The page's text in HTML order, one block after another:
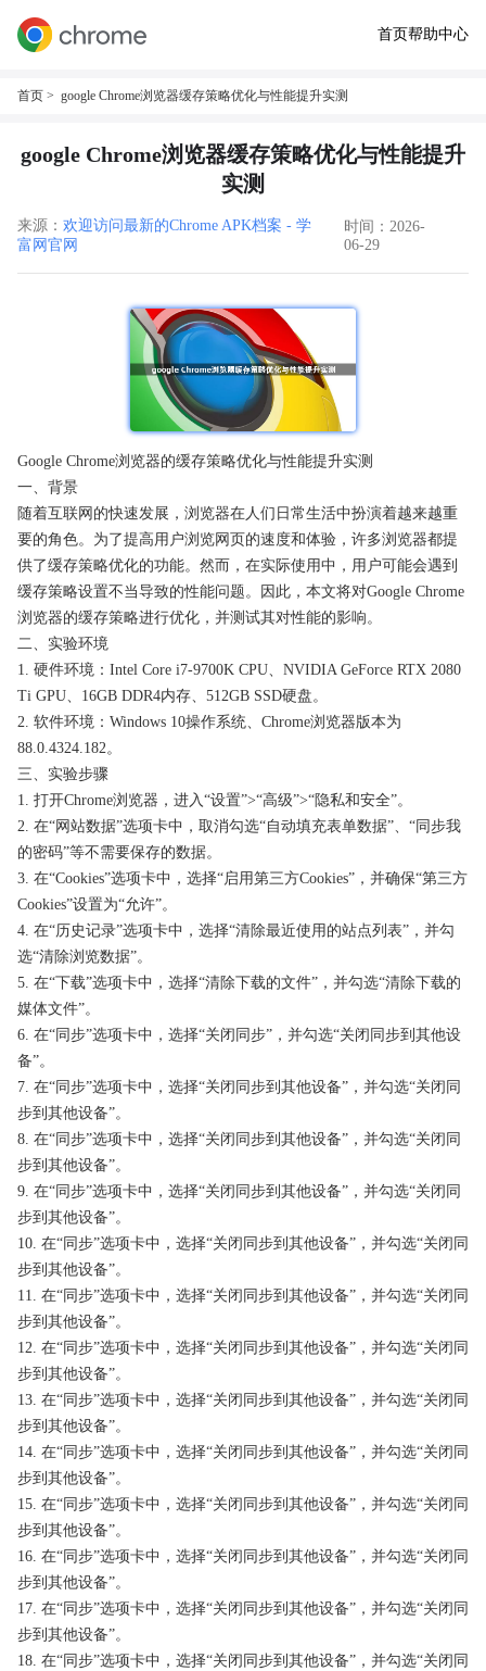
首页帮助中心
首页 > google Chrome浏览器缓存策略优化与性能提升实测
google Chrome浏览器缓存策略优化与性能提升
实测
来源： 欢迎访问最新的Chrome APK档案 - 学
富网官网
时间：2026-
06-29
Google Chrome浏览器的缓存策略优化与性能提升实测
一、背景
随着互联网的快速发展，浏览器在人们日常生活中扮演着越来越重
要的角色。为了提高用户浏览网页的速度和体验，许多浏览器都提
供了缓存策略优化的功能。然而，在实际使用中，用户可能会遇到
缓存策略设置不当导致的性能问题。因此，本文将对Google Chrome
浏览器的缓存策略进行优化，并测试其对性能的影响。
二、实验环境
1. 硬件环境：Intel Core i7-9700K CPU、NVIDIA GeForce RTX 2080
Ti GPU、16GB DDR4内存、512GB SSD硬盘。
2. 软件环境：Windows 10操作系统、Chrome浏览器版本为
88.0.4324.182。
三、实验步骤
1. 打开Chrome浏览器，进入“设置”>“高级”>“隐私和安全”。
2. 在“网站数据”选项卡中，取消勾选“自动填充表单数据”、“同步我
的密码”等不需要保存的数据。
3. 在“Cookies”选项卡中，选择“启用第三方Cookies”，并确保“第三方
Cookies”设置为“允许”。
4. 在“历史记录”选项卡中，选择“清除最近使用的站点列表”，并勾
选“清除浏览数据”。
5. 在“下载”选项卡中，选择“清除下载的文件”，并勾选“清除下载的
媒体文件”。
6. 在“同步”选项卡中，选择“关闭同步”，并勾选“关闭同步到其他设
备”。
7. 在“同步”选项卡中，选择“关闭同步到其他设备”，并勾选“关闭同
步到其他设备”。
8. 在“同步”选项卡中，选择“关闭同步到其他设备”，并勾选“关闭同
步到其他设备”。
9. 在“同步”选项卡中，选择“关闭同步到其他设备”，并勾选“关闭同
步到其他设备”。
10. 在“同步”选项卡中，选择“关闭同步到其他设备”，并勾选“关闭同
步到其他设备”。
11. 在“同步”选项卡中，选择“关闭同步到其他设备”，并勾选“关闭同
步到其他设备”。
12. 在“同步”选项卡中，选择“关闭同步到其他设备”，并勾选“关闭同
步到其他设备”。
13. 在“同步”选项卡中，选择“关闭同步到其他设备”，并勾选“关闭同
步到其他设备”。
14. 在“同步”选项卡中，选择“关闭同步到其他设备”，并勾选“关闭同
步到其他设备”。
15. 在“同步”选项卡中，选择“关闭同步到其他设备”，并勾选“关闭同
步到其他设备”。
16. 在“同步”选项卡中，选择“关闭同步到其他设备”，并勾选“关闭同
步到其他设备”。
17. 在“同步”选项卡中，选择“关闭同步到其他设备”，并勾选“关闭同
步到其他设备”。
18. 在“同步”选项卡中，选择“关闭同步到其他设备”，并勾选“关闭同